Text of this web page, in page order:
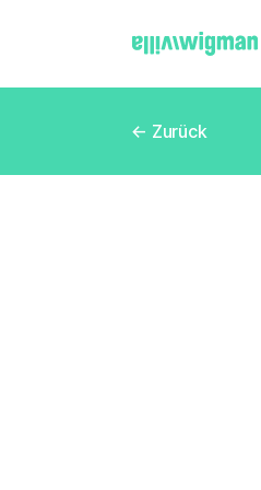
← Zurück